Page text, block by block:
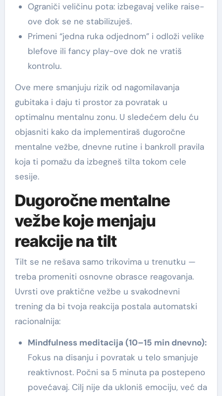
Ograniči veličinu pota: izbegavaj velike raise-
ove dok se ne stabilizuješ.
Primeni “jedna ruka odjednom” i odloži velike
blefove ili fancy play-ove dok ne vratiš
kontrolu.
Ove mere smanjuju rizik od nagomilavanja
gubitaka i daju ti prostor za povratak u
optimalnu mentalnu zonu. U sledećem delu ću
objasniti kako da implementiraš dugoročne
mentalne vežbe, dnevne rutine i bankroll pravila
koja ti pomažu da izbegneš tilta tokom cele
sesije.
Dugoročne mentalne
vežbe koje menjaju
reakcije na tilt
Tilt se ne rešava samo trikovima u trenutku —
treba promeniti osnovne obrasce reagovanja.
Uvrsti ove praktične vežbe u svakodnevni
trening da bi tvoja reakcija postala automatski
racionalnija:
Mindfulness meditacija (10–15 min dnevno):
Fokus na disanju i povratak u telo smanjuje
reaktivnost. Počni sa 5 minuta pa postepeno
povećavaj. Cilj nije da ukloniš emociju, već da